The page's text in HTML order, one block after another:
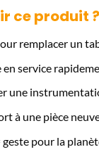
ce produit ?
remplacer un
service
une
à une pièce
geste pour la